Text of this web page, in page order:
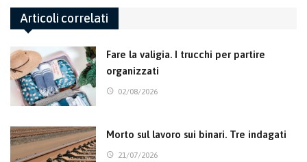
Articoli correlati
Fare la valigia. I trucchi per partire
organizzati
02/08/2026
Morto sul lavoro sui binari. Tre indagati
21/07/2026